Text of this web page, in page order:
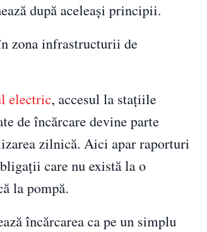
după aceleași principii.
zona infrastructurii de
electric, accesul la stațiile
de încărcare devine parte
zilnică. Aici apar raporturi
care nu există la o
la pompă.
încărcarea ca pe un simplu